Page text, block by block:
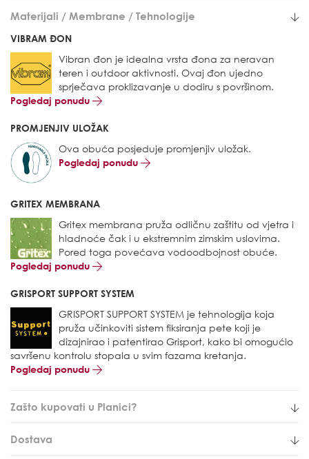
Materijali / Membrane / Tehnologije
VIBRAM ĐON
Vibran đon je idealna vrsta đona za neravan
teren i outdoor aktivnosti. Ovaj đon ujedno
sprječava proklizavanje u dodiru s površinom.
Pogledaj ponudu
PROMJENJIV ULOŽAK
Ova obuća posjeduje promjenjiv uložak.
Pogledaj ponudu
GRITEX MEMBRANA
Gritex membrana pruža odličnu zaštitu od vjetra i
hladnoće čak i u ekstremnim zimskim uslovima.
Pored toga povećava vodoodbojnost obuće.
Pogledaj ponudu
GRISPORT SUPPORT SYSTEM
GRISPORT SUPPORT SYSTEM je tehnologija koja
pruža učinkoviti sistem fiksiranja pete koji je
dizajnirao i patentirao Grisport, kako bi omogućio
savršenu kontrolu stopala u svim fazama kretanja.
Pogledaj ponudu
Zašto kupovati u Planici?
Dostava